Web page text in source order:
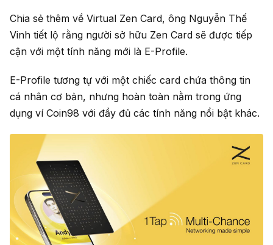
Chia sẻ thêm về Virtual Zen Card, ông Nguyễn Thế
Vinh tiết lộ rằng người sở hữu Zen Card sẽ được tiếp
cận với một tính năng mới là E-Profile.
E-Profile tương tự với một chiếc card chứa thông tin
cá nhân cơ bản, nhưng hoàn toàn nằm trong ứng
dụng ví Coin98 với đầy đủ các tính năng nổi bật khác.